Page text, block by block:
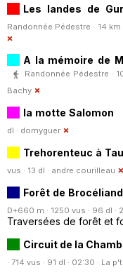
Les landes de
Randonnée Pédestre · 14 km
A la mémoire de
Randonnée Pédestre ·
Bachy
la motte Salomon
dl · domyguer
Trehorenteuc à
vus · 13 dl · andre.courilleau
Forêt de
D+660 m · 1250 vus · 96 dl ·
Traversées de forêt et
Circuit de la
· 714 vus · 91 dl · 02:30 · La